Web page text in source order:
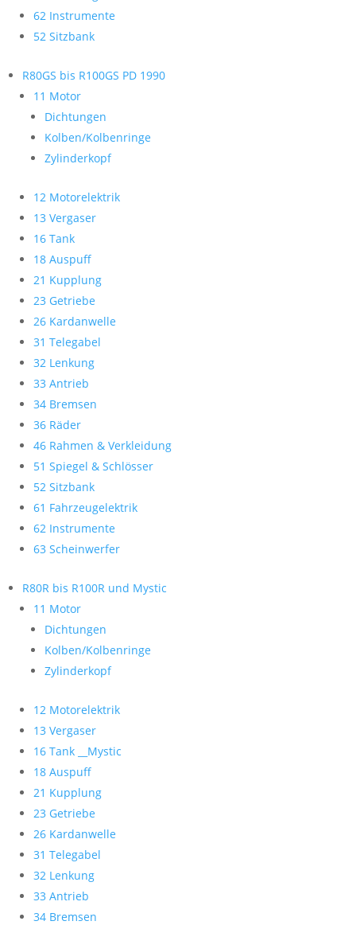
62 Instrumente
52 Sitzbank
R80GS bis R100GS PD 1990
11 Motor
Dichtungen
Kolben/Kolbenringe
Zylinderkopf
12 Motorelektrik
13 Vergaser
16 Tank
18 Auspuff
21 Kupplung
23 Getriebe
26 Kardanwelle
31 Telegabel
32 Lenkung
33 Antrieb
34 Bremsen
36 Räder
46 Rahmen & Verkleidung
51 Spiegel & Schlösser
52 Sitzbank
61 Fahrzeugelektrik
62 Instrumente
63 Scheinwerfer
R80R bis R100R und Mystic
11 Motor
Dichtungen
Kolben/Kolbenringe
Zylinderkopf
12 Motorelektrik
13 Vergaser
16 Tank __Mystic
18 Auspuff
21 Kupplung
23 Getriebe
26 Kardanwelle
31 Telegabel
32 Lenkung
33 Antrieb
34 Bremsen